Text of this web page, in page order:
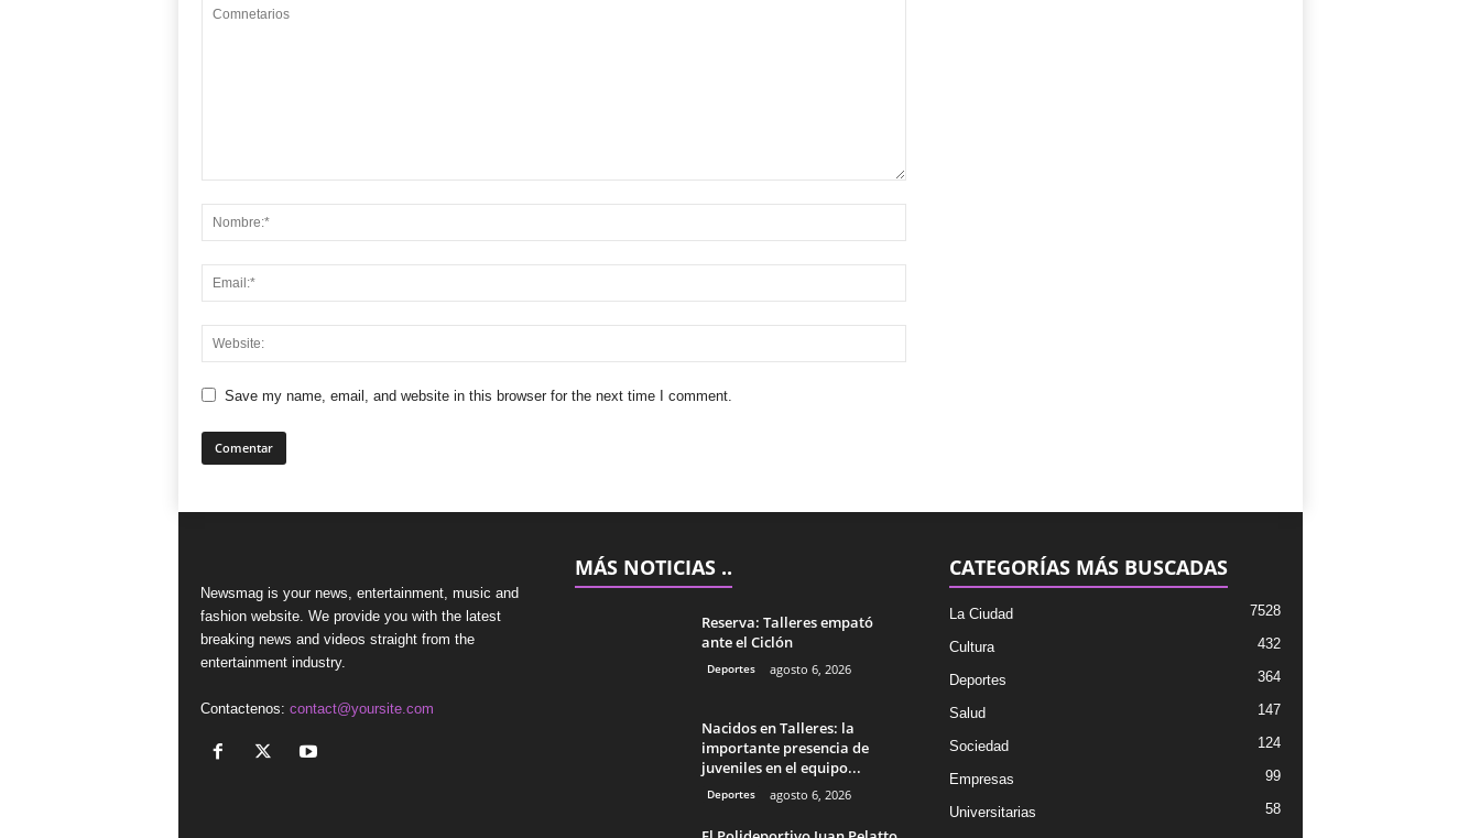
Save my name, email, and website in this browser for the next time I comment.
Newsmag is your news, entertainment, music and
fashion website. We provide you with the latest
breaking news and videos straight from the
entertainment industry.
Contactenos: contact@yoursite.com
MÁS NOTICIAS ..
Reserva: Talleres empató
ante el Ciclón
Deportes agosto 6, 2026
Nacidos en Talleres: la
importante presencia de
juveniles en el equipo...
Deportes agosto 6, 2026
CATEGORÍAS MÁS BUSCADAS
La Ciudad 7528
Cultura 432
Deportes 364
Salud 147
Sociedad 124
Empresas 99
Universitarias 58